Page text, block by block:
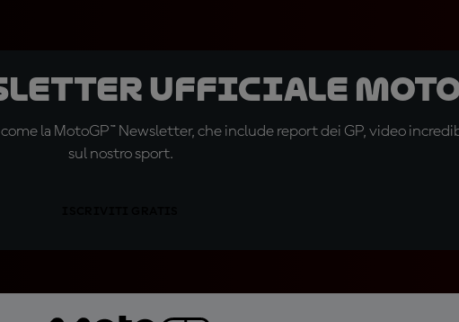
ufficiale
la MotoGP™ Newsletter, che include report dei GP, video
sul nostro sport.